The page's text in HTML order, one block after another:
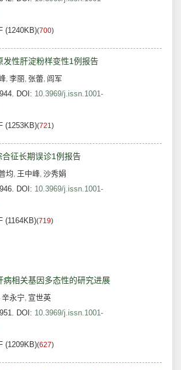
(1240KB)(700)
发性肝淀粉样变性1例报告
, 李丽, 张蕾, 闾军
DOI: 10.3969/j.issn.1001-
(1253KB)(721)
征长期误诊1例报告
均, 王中峰, 沙秀娟
DOI: 10.3969/j.issn.1001-
(1164KB)(719)
病相关基因多态性的研究进展
辛永宁, 宣世英
DOI: 10.3969/j.issn.1001-
(1209KB)(627)